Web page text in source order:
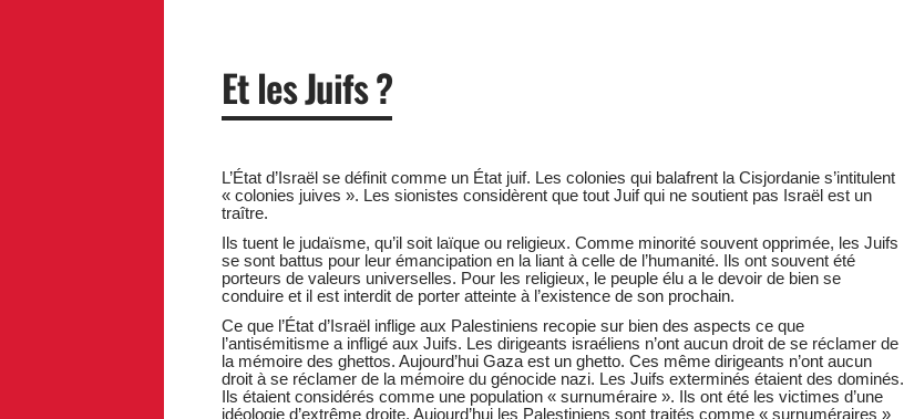
Et les Juifs ?
L’État d’Israël se définit comme un État juif. Les colonies qui balafrent la Cisjordanie s’intitulent
« colonies juives ». Les sionistes considèrent que tout Juif qui ne soutient pas Israël est un
traître.
Ils tuent le judaïsme, qu’il soit laïque ou religieux. Comme minorité souvent opprimée, les Juifs
se sont battus pour leur émancipation en la liant à celle de l’humanité. Ils ont souvent été
porteurs de valeurs universelles. Pour les religieux, le peuple élu a le devoir de bien se
conduire et il est interdit de porter atteinte à l’existence de son prochain.
Ce que l’État d’Israël inflige aux Palestiniens recopie sur bien des aspects ce que
l’antisémitisme a infligé aux Juifs. Les dirigeants israéliens n’ont aucun droit de se réclamer de
la mémoire des ghettos. Aujourd’hui Gaza est un ghetto. Ces même dirigeants n’ont aucun
droit à se réclamer de la mémoire du génocide nazi. Les Juifs exterminés étaient des dominés.
Ils étaient considérés comme une population « surnuméraire ». Ils ont été les victimes d’une
idéologie d’extrême droite. Aujourd’hui les Palestiniens sont traités comme « surnuméraires »